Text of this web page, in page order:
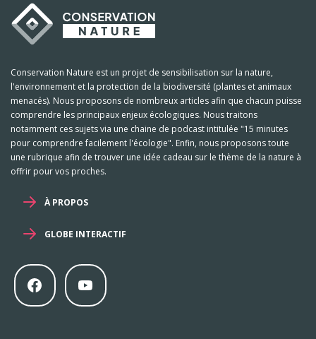
Conservation Nature est un projet de sensibilisation sur la nature,
l'environnement et la protection de la biodiversité (plantes et animaux
menacés). Nous proposons de nombreux articles afin que chacun puisse
comprendre les principaux enjeux écologiques. Nous traitons
notamment ces sujets via une chaine de podcast intitulée "15 minutes
pour comprendre facilement l'écologie". Enfin, nous proposons toute
une rubrique afin de trouver une idée cadeau sur le thème de la nature à
offrir pour vos proches.
À PROPOS
GLOBE INTERACTIF